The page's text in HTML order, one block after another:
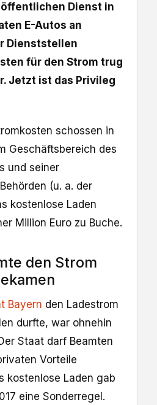
Dienst in
E-Autos an
Dienststellen
für den Strom trug
Jetzt ist das Privileg
schossen in
Geschäftsbereich des
und seiner
(u. a. der
kostenlose Laden
Million Euro zu Buche.
den Strom
Bayern den Ladestrom
durfte, war ohnehin
Staat darf Beamten
Vorteile
kostenlose Laden gab
eine Sonderregel.